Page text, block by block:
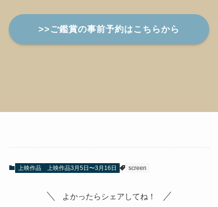
>>ご鑑賞の事前予約はこちらから
上映作品 上映作品3月5日〜3月16日 screen
よかったらシェアしてね！